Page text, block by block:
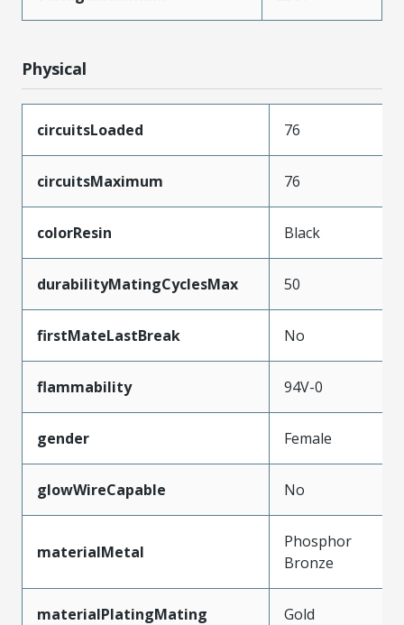
Physical
circuitsLoaded 76
circuitsMaximum 76
colorResin Black
durabilityMatingCyclesMax 50
firstMateLastBreak No
flammability 94V-0
gender Female
glowWireCapable No
materialMetal
Phosphor
Bronze
materialPlatingMating Gold